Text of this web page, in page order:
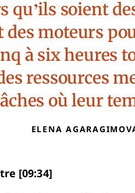
qu’ils soient
moteurs
à six heures
ressources
où leur
ELENA
[09:34]